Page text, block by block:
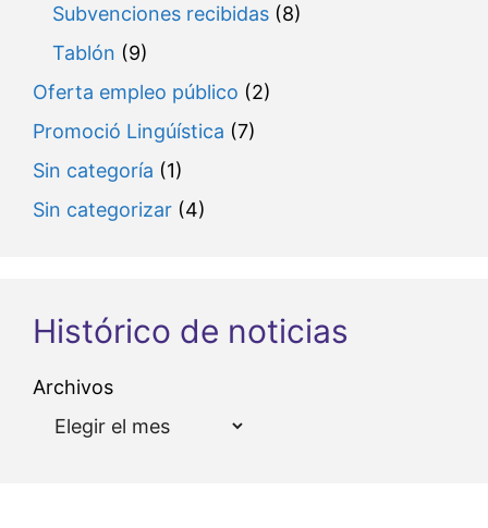
Subvenciones recibidas (8)
Tablón (9)
Oferta empleo público (2)
Promoció Lingúística (7)
Sin categoría (1)
Sin categorizar (4)
Histórico de noticias
Archivos